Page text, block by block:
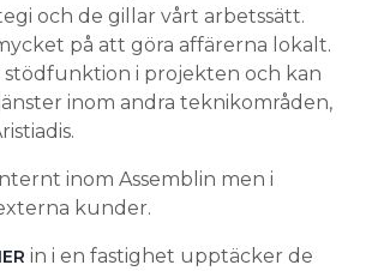
och de gillar vårt arbetssätt.
på att göra affärerna lokalt.
stödfunktion i projekten och kan
inom andra teknikområden,
inom Assemblin men i
kunder.
in i en fastighet upptäcker de